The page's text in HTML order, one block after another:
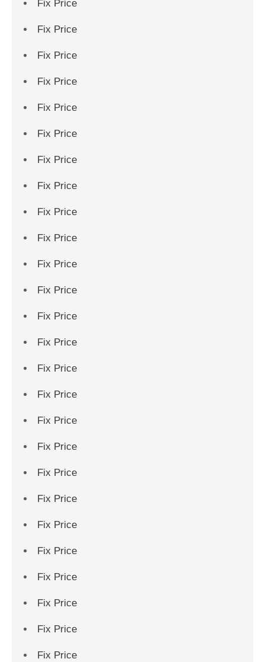
Fix Price
Fix Price
Fix Price
Fix Price
Fix Price
Fix Price
Fix Price
Fix Price
Fix Price
Fix Price
Fix Price
Fix Price
Fix Price
Fix Price
Fix Price
Fix Price
Fix Price
Fix Price
Fix Price
Fix Price
Fix Price
Fix Price
Fix Price
Fix Price
Fix Price
Fix Price